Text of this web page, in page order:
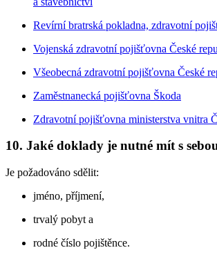
Revírní bratrská pokladna, zdravotní
Vojenská zdravotní pojišťovna České
Všeobecná zdravotní pojišťovna České
Zaměstnanecká pojišťovna Škoda
Zdravotní pojišťovna ministerstva vnitra
10. Jaké doklady je nutné mít s
Je požadováno sdělit:
jméno, příjmení,
trvalý pobyt a
rodné číslo pojištěnce.